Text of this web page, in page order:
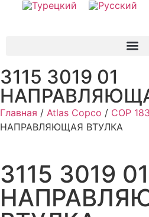
3115 3019 01
Главная / Atlas Copco / COP
НАПРАВЛЯЮЩАЯ ВТУЛКА
3115 3019 01